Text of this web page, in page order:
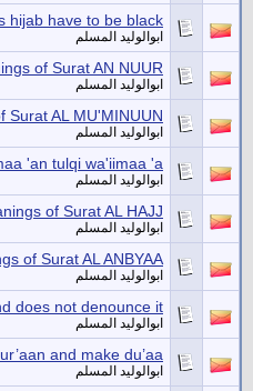
hijab have to be black?
ابوالوليد المسلم
of Surat AN NUUR
ابوالوليد المسلم
Surat AL MU'MINUUN
ابوالوليد المسلم
'an tulqi wa'iimaa 'a
ابوالوليد المسلم
of Surat AL HAJJ
ابوالوليد المسلم
of Surat AL ANBYAA'
ابوالوليد المسلم
does not denounce it?
ابوالوليد المسلم
and make du’aa’
ابوالوليد المسلم